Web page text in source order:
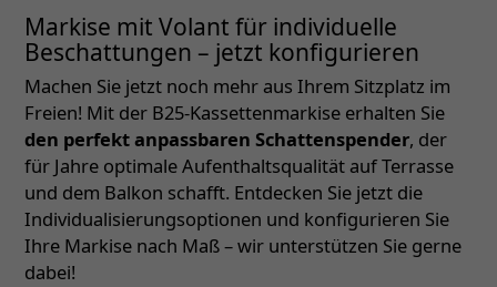
Markise mit Volant für individuelle
Beschattungen – jetzt konfigurieren
Machen Sie jetzt noch mehr aus Ihrem Sitzplatz im
Freien! Mit der B25-Kassettenmarkise erhalten Sie
den perfekt anpassbaren Schattenspender, der
für Jahre optimale Aufenthaltsqualität auf Terrasse
und dem Balkon schafft. Entdecken Sie jetzt die
Individualisierungsoptionen und konfigurieren Sie
Ihre Markise nach Maß – wir unterstützen Sie gerne
dabei!